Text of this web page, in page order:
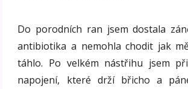
Do porodních ran jsem dostala
antibiotika a nemohla chodit jak
táhlo. Po velkém nástřihu jsem
napojení, které drží břicho a